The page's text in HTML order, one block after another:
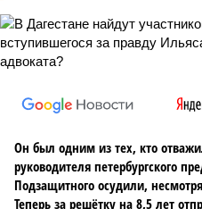
Он был одним из тех, кто
руководителя петербургского
Подзащитного осудили,
Теперь за решётку на 8,5 лет